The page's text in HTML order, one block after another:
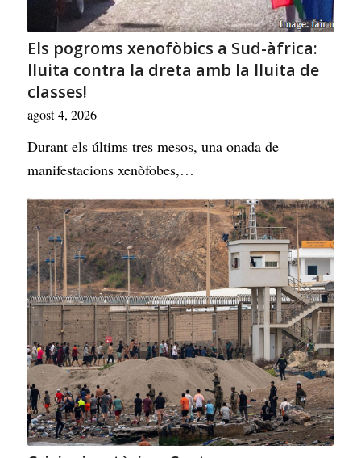
Els pogroms xenofòbics a Sud-àfrica:
lluita contra la dreta amb la lluita de
classes!
agost 4, 2026
Durant els últims tres mesos, una onada de
manifestacions xenòfobes,…